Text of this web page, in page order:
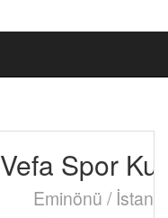
Vefa Spor
Eminönü /